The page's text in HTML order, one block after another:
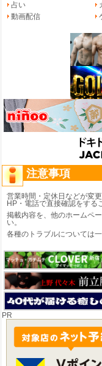
占い
動画配信
注意事項
営業時間・定休日などが変
HP・電話で直接確認をする
掲載内容を、他のホームペ
い。
各種のトラブルについては
PR